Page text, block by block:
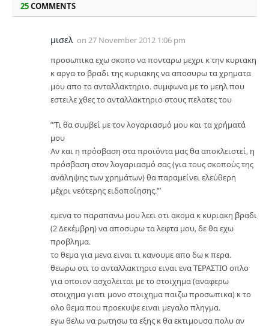
25COMMENTS
μισελ on 27 November 2012 1:06 pm
προσωπικα εχω σκοπο να πονταρω μεχρι κ την κυριακη
κ αργα το βραδι της κυριακης να αποσυρω τα χρηματα
μου απο το ανταλλακτηριο. συμφωνα με το μεηλ που
εστειλε χθες το ανταλλακτηριο στους πελατες του
”’Τι θα συμβεί με τον λογαριασμό μου και τα χρήματά
μου
Αν και η πρόσβαση στα προϊόντα μας θα αποκλειστεί, η
πρόσβαση στον λογαριασμό σας (για τους σκοπούς της
ανάληψης των χρημάτων) θα παραμείνει ελεύθερη
μέχρι νεότερης ειδοποίησης.”’
εμενα το παραπανω μου λεει οτι ακομα κ κυριακη βραδι
(2 Δεκέμβρη) να αποσυρω τα λεφτα μου, δε θα εχω
προβλημα.
το θεμα για μενα ειναι τι κανουμε απο δω κ περα.
θεωρω οτι το ανταλλακτηριο ειναι ενα ΤΕΡΑΣΤΙΟ οπλο
για οποιον ασχολειται με το στοιχημα (αναφερω
στοιχημα γιατι μονο στοιχημα παιζω προσωπικα) κ το
ολο θεμα που προεκυψε ειναι μεγαλο πληγμα.
εγω θελω να ρωτησω τα εξης κ θα εκτιμουσα πολυ αν